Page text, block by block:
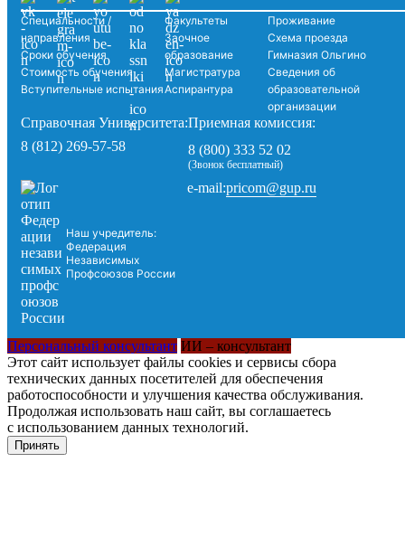
Специальности /
направления
Сроки обучения
Стоимость обучения
Вступительные испытания
Факультеты
Заочное
образование
Магистратура
Аспирантура
Проживание
Схема проезда
Гимназия Ольгино
Сведения об
образовательной
организации
Справочная Университета:
8 (812) 269-57-58
Приемная комиссия:
8 (800) 333 52 02
(Звонок бесплатный)
Наш учредитель:
Федерация
Независимых
Профсоюзов России
e-mail:pricom@gup.ru
Персональный консультант ИИ – консультант
Этот сайт использует файлы cookies и сервисы сбора
технических данных посетителей для обеспечения
работоспособности и улучшения качества обслуживания.
Продолжая использовать наш сайт, вы соглашаетесь
с использованием данных технологий.
Принять